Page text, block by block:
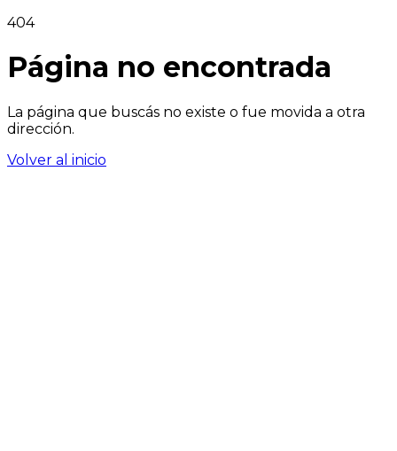
404
Página no encontrada
La página que buscás no existe o fue movida a otra
dirección.
Volver al inicio